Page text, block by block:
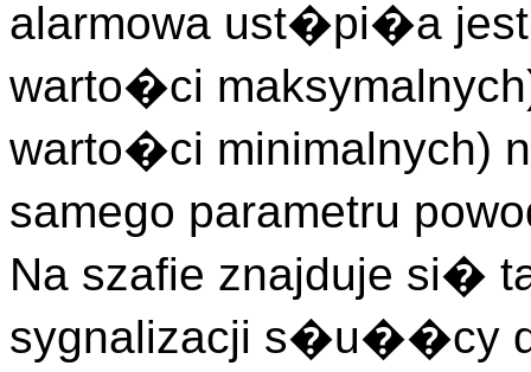
alarmowa ust�pi�a
warto�ci
warto�ci minimalnych)
samego parametru
Na szafie znajduje si�
sygnalizacji s�u��cy